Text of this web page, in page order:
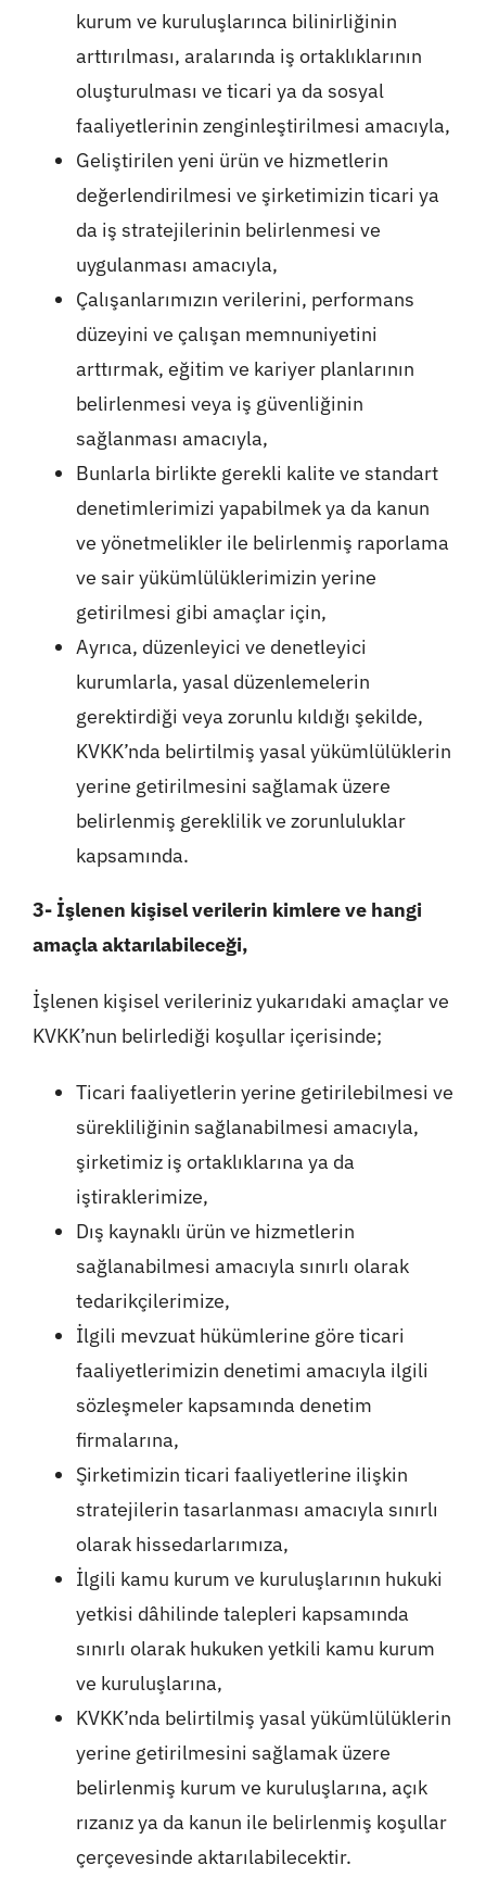
kurum ve kuruluşlarınca bilinirliğinin
arttırılması, aralarında iş ortaklıklarının
oluşturulması ve ticari ya da sosyal
faaliyetlerinin zenginleştirilmesi amacıyla,
Geliştirilen yeni ürün ve hizmetlerin
değerlendirilmesi ve şirketimizin ticari ya
da iş stratejilerinin belirlenmesi ve
uygulanması amacıyla,
Çalışanlarımızın verilerini, performans
düzeyini ve çalışan memnuniyetini
arttırmak, eğitim ve kariyer planlarının
belirlenmesi veya iş güvenliğinin
sağlanması amacıyla,
Bunlarla birlikte gerekli kalite ve standart
denetimlerimizi yapabilmek ya da kanun
ve yönetmelikler ile belirlenmiş raporlama
ve sair yükümlülüklerimizin yerine
getirilmesi gibi amaçlar için,
Ayrıca, düzenleyici ve denetleyici
kurumlarla, yasal düzenlemelerin
gerektirdiği veya zorunlu kıldığı şekilde,
KVKK’nda belirtilmiş yasal yükümlülüklerin
yerine getirilmesini sağlamak üzere
belirlenmiş gereklilik ve zorunluluklar
kapsamında.
3- İşlenen kişisel verilerin kimlere ve hangi
amaçla aktarılabileceği,
İşlenen kişisel verileriniz yukarıdaki amaçlar ve
KVKK’nun belirlediği koşullar içerisinde;
Ticari faaliyetlerin yerine getirilebilmesi ve
sürekliliğinin sağlanabilmesi amacıyla,
şirketimiz iş ortaklıklarına ya da
iştiraklerimize,
Dış kaynaklı ürün ve hizmetlerin
sağlanabilmesi amacıyla sınırlı olarak
tedarikçilerimize,
İlgili mevzuat hükümlerine göre ticari
faaliyetlerimizin denetimi amacıyla ilgili
sözleşmeler kapsamında denetim
firmalarına,
Şirketimizin ticari faaliyetlerine ilişkin
stratejilerin tasarlanması amacıyla sınırlı
olarak hissedarlarımıza,
İlgili kamu kurum ve kuruluşlarının hukuki
yetkisi dâhilinde talepleri kapsamında
sınırlı olarak hukuken yetkili kamu kurum
ve kuruluşlarına,
KVKK’nda belirtilmiş yasal yükümlülüklerin
yerine getirilmesini sağlamak üzere
belirlenmiş kurum ve kuruluşlarına, açık
rızanız ya da kanun ile belirlenmiş koşullar
çerçevesinde aktarılabilecektir.